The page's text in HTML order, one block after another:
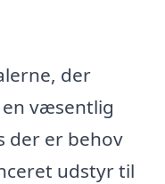
der
væsentlig
der er behov
udstyr til